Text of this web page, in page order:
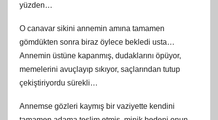
yüzden…
O canavar sikini annemin amına tamamen
gömdükten sonra biraz öylece bekledi usta…
Annemin üstüne kapanmış, dudaklarını öpüyor,
memelerini avuçlayıp sıkıyor, saçlarından tutup
çekiştiriyordu sürekli…
Annemse gözleri kaymış bir vaziyette kendini